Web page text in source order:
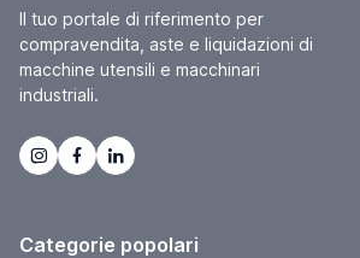
Il tuo portale di riferimento per
compravendita, aste e liquidazioni di
macchine utensili e macchinari
industriali.
Categorie popolari